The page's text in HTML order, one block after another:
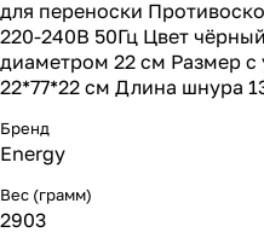
для переноски
220-240В 50Гц Цвет
диаметром 22 см Размер
22*77*22 см Длина шнура
Бренд
Energy
Вес (грамм)
2903